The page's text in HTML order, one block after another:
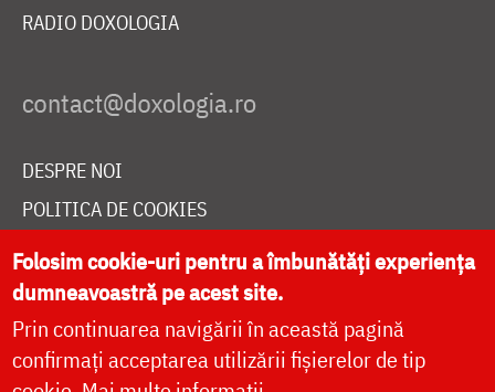
RADIO DOXOLOGIA
DESPRE NOI
POLITICA DE COOKIES
DONEAZĂ ONLINE PENTRU CATEDRALA NAȚIONALĂ
LIVE
Folosim cookie-uri pentru a îmbunătăți experiența
dumneavoastră pe acest site.
Prin continuarea navigării în această pagină
confirmați acceptarea utilizării fișierelor de tip